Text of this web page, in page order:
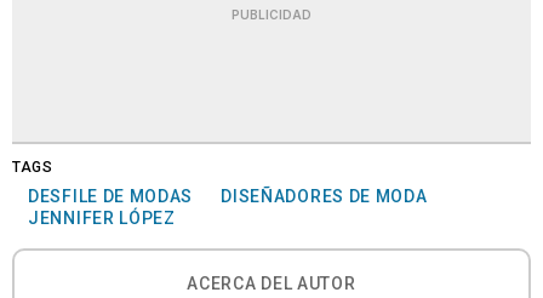
PUBLICIDAD
TAGS
DESFILE DE MODAS
DISEÑADORES DE MODA
JENNIFER LÓPEZ
ACERCA DEL AUTOR